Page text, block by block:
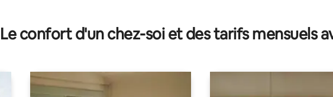
Le confort d'un chez-soi et des tarifs mensuels